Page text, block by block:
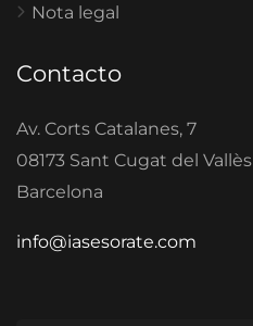
Nota legal
Contacto
Av. Corts Catalanes, 7
08173 Sant Cugat del Vallès
Barcelona
info@iasesorate.com